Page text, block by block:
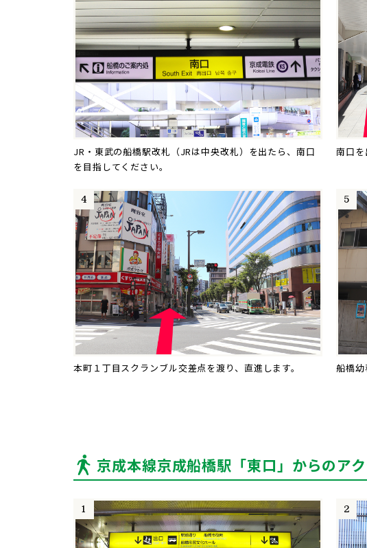
JR・東武の船橋駅改札（JRは中央改札）を出たら、南口
を目指してください。
南口を
本町１丁目スクランブル交差点を渡り、直進します。 船橋幼
京成本線京成船橋駅「東口」からのア